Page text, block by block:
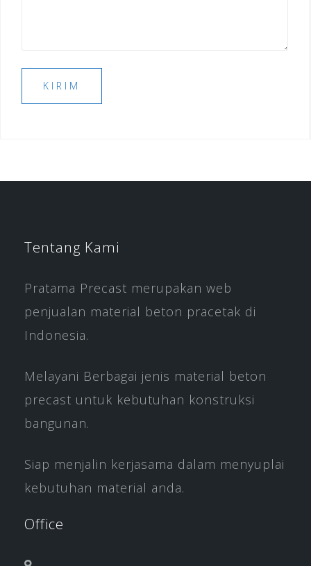
Tentang Kami
Pratama Precast merupakan web
penjualan material beton pracetak di
Indonesia.
Melayani Berbagai jenis material beton
precast untuk kebutuhan konstruksi
bangunan.
Siap menjalin kerjasama dalam menyuplai
kebutuhan material anda.
Office